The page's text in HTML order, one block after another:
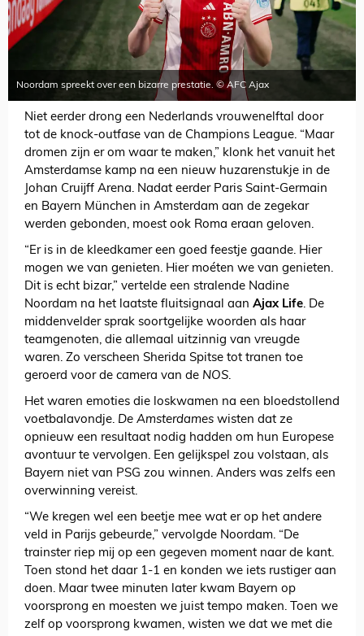
Noordam spreekt over een bizarre prestatie. © AFC Ajax
Niet eerder drong een Nederlands vrouwenelftal door
tot de knock-outfase van de Champions League. “Maar
dromen zijn er om waar te maken,” klonk het vanuit het
Amsterdamse kamp na een nieuw huzarenstukje in de
Johan Cruijff Arena. Nadat eerder Paris Saint-Germain
en Bayern München in Amsterdam aan de zegekar
werden gebonden, moest ook Roma eraan geloven.
“Er is in de kleedkamer een goed feestje gaande. Hier
mogen we van genieten. Hier moéten we van genieten.
Dit is echt bizar,” vertelde een stralende Nadine
Noordam na het laatste fluitsignaal aan Ajax Life. De
middenvelder sprak soortgelijke woorden als haar
teamgenoten, die allemaal uitzinnig van vreugde
waren. Zo verscheen Sherida Spitse tot tranen toe
geroerd voor de camera van de NOS.
Het waren emoties die loskwamen na een bloedstollend
voetbalavondje. De Amsterdames wisten dat ze
opnieuw een resultaat nodig hadden om hun Europese
avontuur te vervolgen. Een gelijkspel zou volstaan, als
Bayern niet van PSG zou winnen. Anders was zelfs een
overwinning vereist.
“We kregen wel een beetje mee wat er op het andere
veld in Parijs gebeurde,” vervolgde Noordam. “De
trainster riep mij op een gegeven moment naar de kant.
Toen stond het daar 1-1 en konden we iets rustiger aan
doen. Maar twee minuten later kwam Bayern op
voorsprong en moesten we juist tempo maken. Toen we
zelf op voorsprong kwamen, wisten we dat we met die